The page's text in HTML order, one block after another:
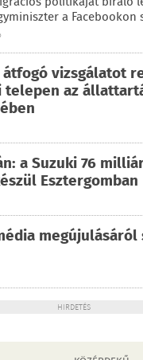
a Facebookon
átfogó vizsgálatot
telepen az
a Suzuki 76
Esztergomban
megújulásáról
HIRDETÉS